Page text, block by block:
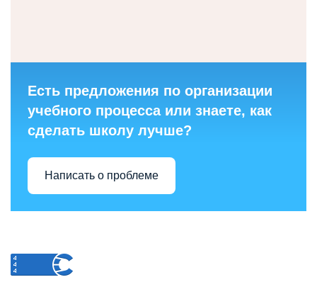
Есть предложения по организации
учебного процесса или знаете, как
сделать школу лучше?
Написать о проблеме